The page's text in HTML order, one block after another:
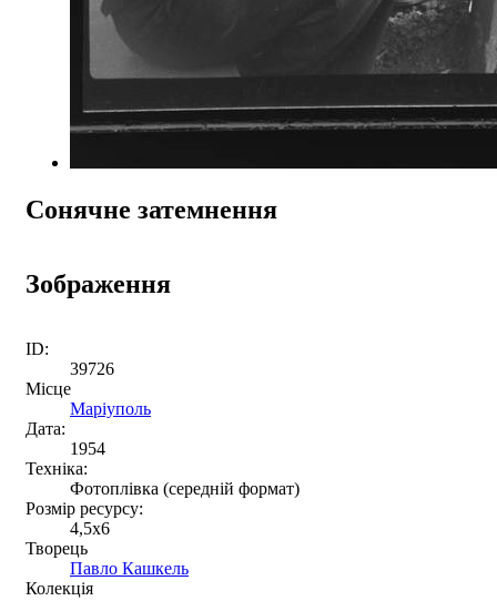
Сонячне затемнення
Зображення
ID:
39726
Місце
Маріуполь
Дата:
1954
Техніка:
Фотоплівка (середній формат)
Розмір ресурсу:
4,5x6
Творець
Павло Кашкель
Колекція